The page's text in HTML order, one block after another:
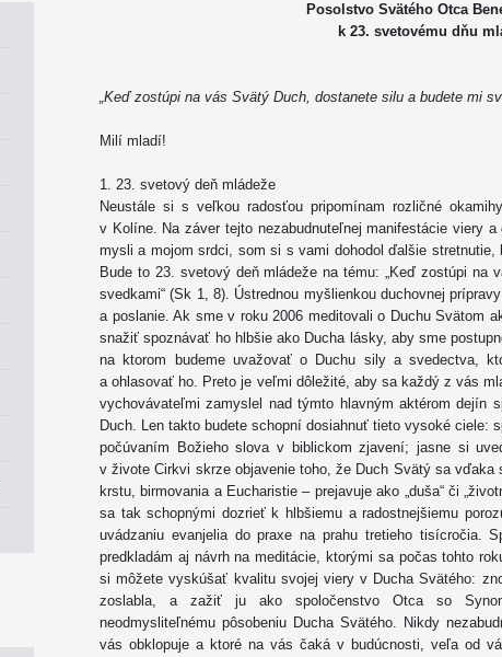
Posolstvo Svätého Otca
k 23. svetovému dňu
„Keď zostúpi na vás Svätý Duch, dostanete silu a budete mi
Milí mladí!
1. 23. svetový deň mládeže
Neustále si s veľkou radosťou pripomínam rozličné
v Kolíne. Na záver tejto nezabudnuteľnej manifestácie viery
mysli a mojom srdci, som si s vami dohodol ďalšie
Bude to 23. svetový deň mládeže na tému: „Keď zostúpi na
svedkami“ (Sk 1, 8). Ústrednou myšlienkou duchovnej
a poslanie. Ak sme v roku 2006 meditovali o Duchu Svätom
snažiť spoznávať ho hlbšie ako Ducha lásky, aby sme
na ktorom budeme uvažovať o Duchu sily a svedectva,
a ohlasovať ho. Preto je veľmi dôležité, aby sa každý z vás
vychovávateľmi zamyslel nad týmto hlavným aktérom dejín
Duch. Len takto budete schopní dosiahnuť tieto vysoké ciele:
počúvaním Božieho slova v biblickom zjavení; jasne si
v živote Cirkvi skrze objavenie toho, že Duch Svätý sa
krstu, birmovania a Eucharistie – prejavuje ako „duša“ či
sa tak schopnými dozrieť k hlbšiemu a radostnejšiemu
uvádzaniu evanjelia do praxe na prahu tretieho tisícročia.
predkladám aj návrh na meditácie, ktorými sa počas tohto
si môžete vyskúšať kvalitu svojej viery v Ducha Svätého:
zoslabla, a zažiť ju ako spoločenstvo Otca so
neodmysliteľnému pôsobeniu Ducha Svätého. Nikdy
vás obklopuje a ktoré na vás čaká v budúcnosti, veľa od